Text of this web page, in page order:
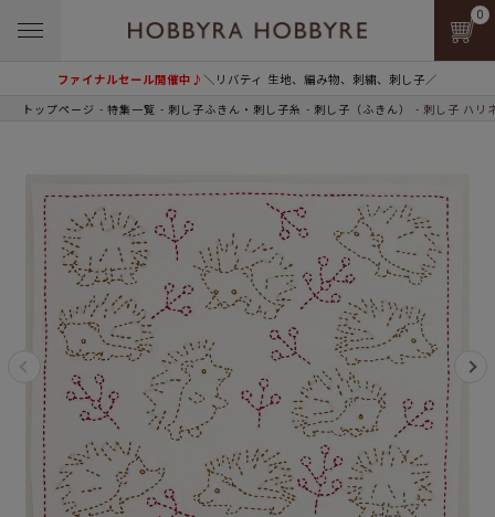
ファイナルセール開催中♪＼リバティ 生地、編み物、刺繍、刺し子／
0
トップページ 特集一覧 刺し子ふきん・刺し子糸 刺し子（ふきん） 刺し子 ハリ